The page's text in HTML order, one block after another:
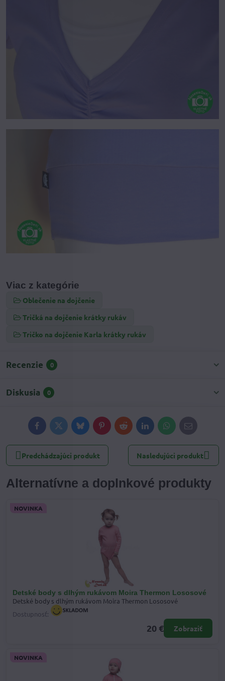
Viac z kategórie
Oblečenie na dojčenie
Tričká na dojčenie krátky rukáv
Tričko na dojčenie Karla krátky rukáv
Recenzie 0
Diskusia 0
FacebookTwitterBlueskyPinterestRedditLinkedInWhatsApp
E-
mail
Predchádzajúci produkt Nasledujúci produkt
Alternatívne a doplnkové produkty
Detské body s dlhým rukávom Moira Thermon Lososové
NOVINKA
Detské body s dlhým rukávom Moira Thermon Lososové
Dostupnosť:
20 € Zobraziť
NOVINKA